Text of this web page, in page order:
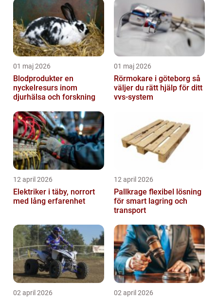
01 maj 2026
Blodprodukter en
nyckelresurs inom
djurhälsa och forskning
01 maj 2026
Rörmokare i göteborg så
väljer du rätt hjälp för ditt
vvs-system
12 april 2026
Elektriker i täby, norrort
med lång erfarenhet
12 april 2026
Pallkrage flexibel lösning
för smart lagring och
transport
02 april 2026 02 april 2026